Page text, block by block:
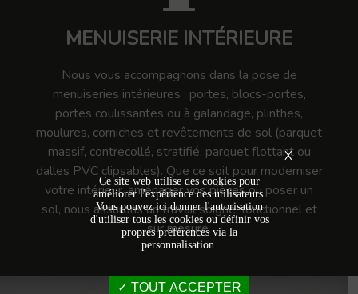
MENUISERIE INTÉRIEURE
Nous vous accompagnons dans la pose de
menuiseries intérieures : portes, blocs-portes,
portes coulissantes ou à galandage, plinthes,
moulures, corniches et revêtements de sol (parquet
massif, contrecollé, stratifié, parquet flottant ou
dalles PVC clipsables). Que ce soit pour moderniser
votre intérieur, aménager vos pièces ou poser un
sol, nous assurons un travail soigné, fonctionnel et
sur mesure.
X
Ce site web utilise des cookies pour
améliorer l'expérience des utilisateurs.
Vous pouvez ici donner l'autorisation
d'utiliser tous les cookies ou définir vos
propres préférences via la
personnalisation.
TOUT ACCEPTER